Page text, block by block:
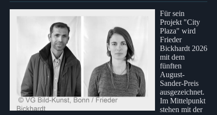
Für sein
Projekt "City
Plaza" wird
Frieder
Bickhardt 2026
mit dem
fünften
August-
Sander-Preis
ausgezeichnet.
Im Mittelpunkt
stehen mit der